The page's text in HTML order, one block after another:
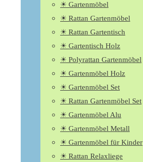
☀ Gartenmöbel
☀ Rattan Gartenmöbel
☀ Rattan Gartentisch
☀ Gartentisch Holz
☀ Polyrattan Gartenmöbel
☀ Gartenmöbel Holz
☀ Gartenmöbel Set
☀ Rattan Gartenmöbel Set
☀ Gartenmöbel Alu
☀ Gartenmöbel Metall
☀ Gartenmöbel für Kinder
☀ Rattan Relaxliege